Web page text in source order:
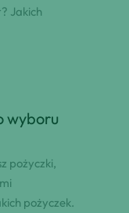
Jakich
wyboru
pożyczki,
pożyczek.